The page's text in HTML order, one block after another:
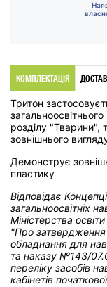
КОМПЛЕКТАЦІЯ
Тритон
розділу "Тварини",
зовнішнього
Демонструє
пластику
Відповідає
загальноосвітніх
Міністерства
"Про затвердження
обладнання для
та наказу №143/
переліку засобів
кабінетів